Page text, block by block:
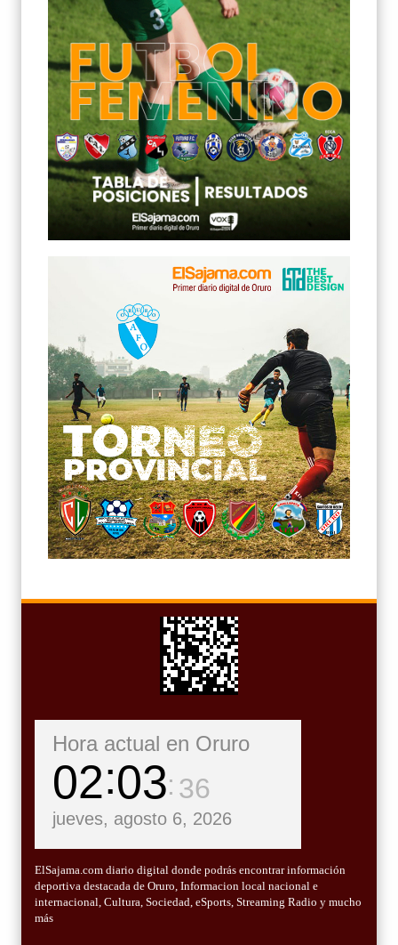
Hora actual en Oruro
02 03 37
jueves, agosto 6, 2026
ElSajama.com diario digital donde podrás encontrar información
deportiva destacada de Oruro, Informacion local nacional e
internacional, Cultura, Sociedad, eSports, Streaming Radio y mucho
más